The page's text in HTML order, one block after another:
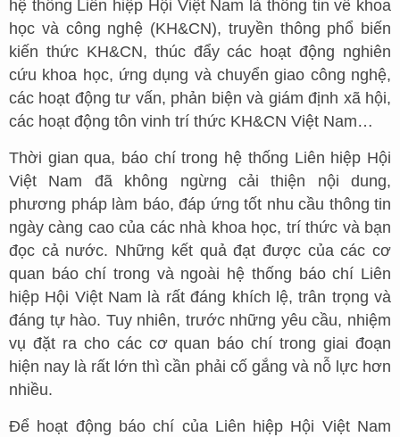
hệ thống Liên hiệp Hội Việt Nam là thông tin về khoa
học và công nghệ (KH&CN), truyền thông phổ biến
kiến thức KH&CN, thúc đẩy các hoạt động nghiên
cứu khoa học, ứng dụng và chuyển giao công nghệ,
các hoạt động tư vấn, phản biện và giám định xã hội,
các hoạt động tôn vinh trí thức KH&CN Việt Nam…
Thời gian qua, báo chí trong hệ thống Liên hiệp Hội
Việt Nam đã không ngừng cải thiện nội dung,
phương pháp làm báo, đáp ứng tốt nhu cầu thông tin
ngày càng cao của các nhà khoa học, trí thức và bạn
đọc cả nước. Những kết quả đạt được của các cơ
quan báo chí trong và ngoài hệ thống báo chí Liên
hiệp Hội Việt Nam là rất đáng khích lệ, trân trọng và
đáng tự hào. Tuy nhiên, trước những yêu cầu, nhiệm
vụ đặt ra cho các cơ quan báo chí trong giai đoạn
hiện nay là rất lớn thì cần phải cố gắng và nỗ lực hơn
nhiều.
Để hoạt động báo chí của Liên hiệp Hội Việt Nam